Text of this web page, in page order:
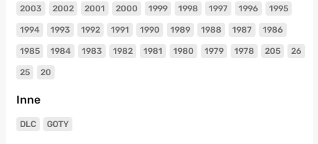
2003 2002 2001 2000 1999 1998 1997 1996 1995
1994 1993 1992 1991 1990 1989 1988 1987 1986
1985 1984 1983 1982 1981 1980 1979 1978 205 26
25 20
Inne
DLC GOTY